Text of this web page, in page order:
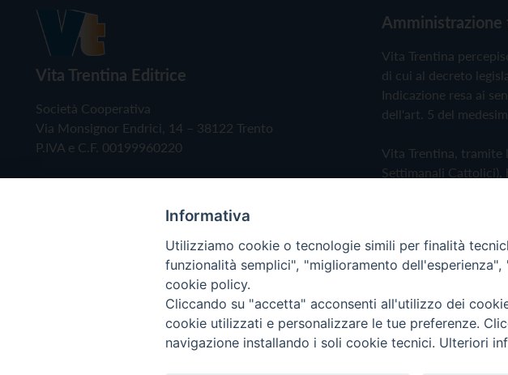
Vita Trentina Editrice
Società Cooperativa
Via Monsignor Endrici, 14 – 38122 Trento
P.IVA e C.F. 00199960220
Amministrazione
Vita Trentina
di cui al decreto
Indicazione resa ai
dell'art. 5 del
Vita Trentina, tramite
Settimanali
Privacy Policy
Copyright © 2019 - Tutti i diritti riservati - Vita Trentina Editrice
Informativa
Utilizziamo cookie o tecnologie simili per finalità
funzionalità semplici", "miglioramento
cookie policy.
Cliccando su "accetta" acconsenti all'utilizzo dei
cookie utilizzati e personalizzare le tue preferenze.
navigazione installando i soli cookie tecnici. Ulteriori